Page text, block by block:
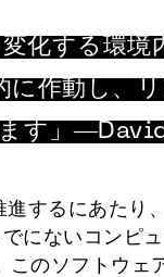
化する環境
作動し、リ
ます」
するにあたり
でにないコンピ
のソフトウェ